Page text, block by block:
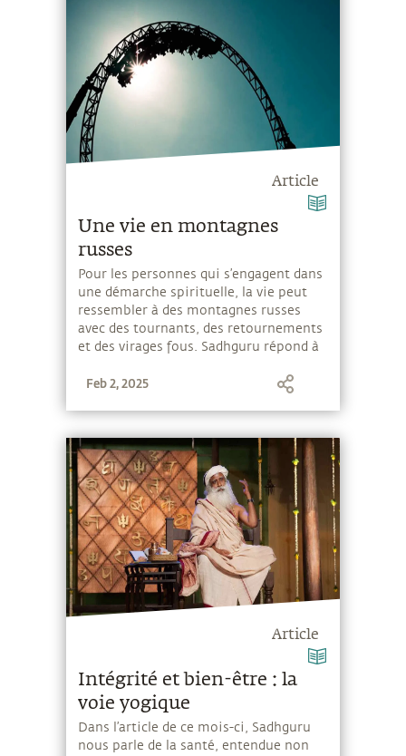
Article
Une vie en montagnes
russes
Pour les personnes qui s’engagent dans
une démarche spirituelle, la vie peut
ressembler à des montagnes russes
avec des tournants, des retournements
et des virages fous. Sadhguru répond à
apparents de la vie d’un chercheur
Feb 2, 2025
Article
Intégrité et bien-être : la
voie yogique
Dans l’article de ce mois-ci, Sadhguru
nous parle de la santé, entendue non